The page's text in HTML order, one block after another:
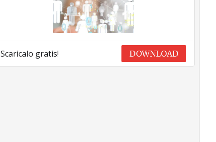
Scaricalo gratis! DOWNLOAD